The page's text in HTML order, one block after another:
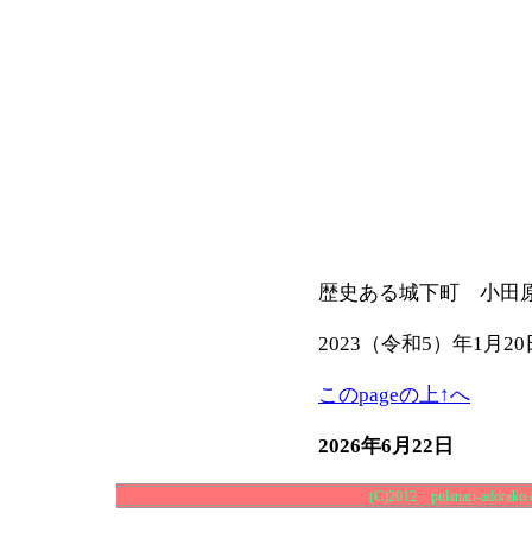
歴史ある城下町 小田
2023（令和5）年1月20
このpageの上↑へ
2026年6月22日
(C)2012 pulanari-